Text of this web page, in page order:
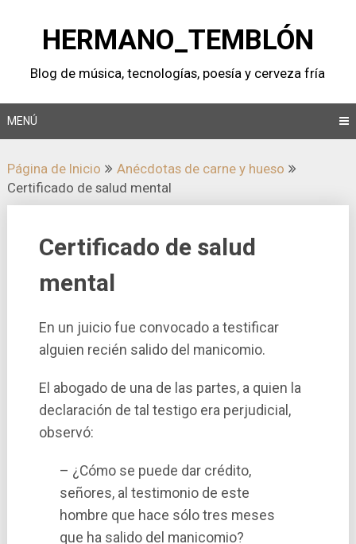
contenidoHERMANO_TEMBLÓN
Blog de música, tecnologí­as, poesí­a y cerveza frí­a
MENÚ
Página de Inicio
Anécdotas de carne y hueso
Certificado de salud mental
Certificado de salud
mental
En un juicio fue convocado a testificar
alguien recién salido del manicomio.
El abogado de una de las partes, a quien la
declaración de tal testigo era perjudicial,
observó:
– ¿Cómo se puede dar crédito,
señores, al testimonio de este
hombre que hace sólo tres meses
que ha salido del manicomio?